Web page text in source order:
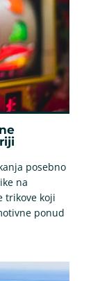
posebno
na
trikove koji
ponud